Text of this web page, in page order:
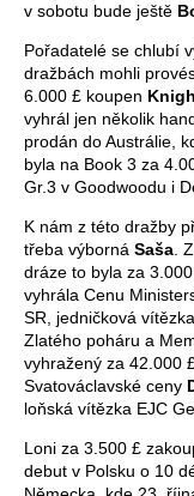
v sobotu bude ještě
Pořadatelé se chlubí
dražbách mohli
6.000 £ koupen
vyhrál jen několik
prodán do Austrálie,
byla na Book 3 za
Gr.3 v Goodwoodu i
K nám z této dražby
třeba výborná Saša.
dráze to byla za
vyhrála Cenu
SR, jedničková vítězka
Zlatého poháru a
vyhražený za 42.000
Svatováclavské ceny
loňská vítězka EJC
Loni za 3.500 £
debut v Polsku o 10